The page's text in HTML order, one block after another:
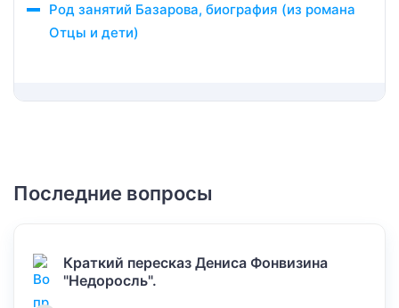
Род занятий Базарова, биография (из романа
Отцы и дети)
Последние вопросы
Краткий пересказ Дениса Фонвизина
"Недоросль".